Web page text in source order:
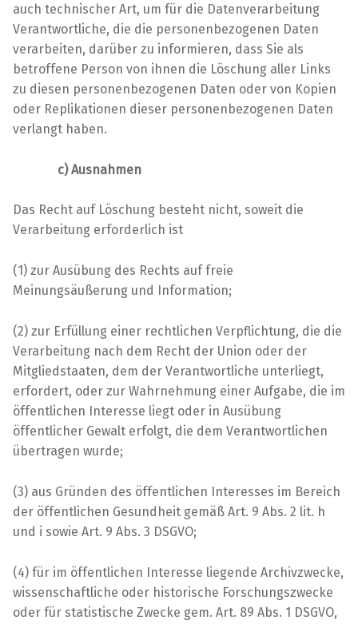
auch technischer Art, um für die Datenverarbeitung
Verantwortliche, die die personenbezogenen Daten
verarbeiten, darüber zu informieren, dass Sie als
betroffene Person von ihnen die Löschung aller Links
zu diesen personenbezogenen Daten oder von Kopien
oder Replikationen dieser personenbezogenen Daten
verlangt haben.
c) Ausnahmen
Das Recht auf Löschung besteht nicht, soweit die
Verarbeitung erforderlich ist
(1) zur Ausübung des Rechts auf freie
Meinungsäußerung und Information;
(2) zur Erfüllung einer rechtlichen Verpflichtung, die die
Verarbeitung nach dem Recht der Union oder der
Mitgliedstaaten, dem der Verantwortliche unterliegt,
erfordert, oder zur Wahrnehmung einer Aufgabe, die im
öffentlichen Interesse liegt oder in Ausübung
öffentlicher Gewalt erfolgt, die dem Verantwortlichen
übertragen wurde;
(3) aus Gründen des öffentlichen Interesses im Bereich
der öffentlichen Gesundheit gemäß Art. 9 Abs. 2 lit. h
und i sowie Art. 9 Abs. 3 DSGVO;
(4) für im öffentlichen Interesse liegende Archivzwecke,
wissenschaftliche oder historische Forschungszwecke
oder für statistische Zwecke gem. Art. 89 Abs. 1 DSGVO,